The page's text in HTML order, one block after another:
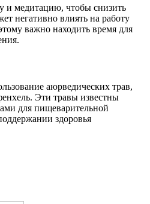
и медитацию, чтобы снизить
негативно влиять на работу
важно находить время для
аюрведических трав,
Эти травы известны
для пищеварительной
здоровья